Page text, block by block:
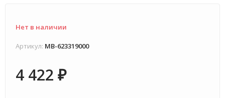
Нет в наличии
Артикул: MB-623319000
4 422 ₽